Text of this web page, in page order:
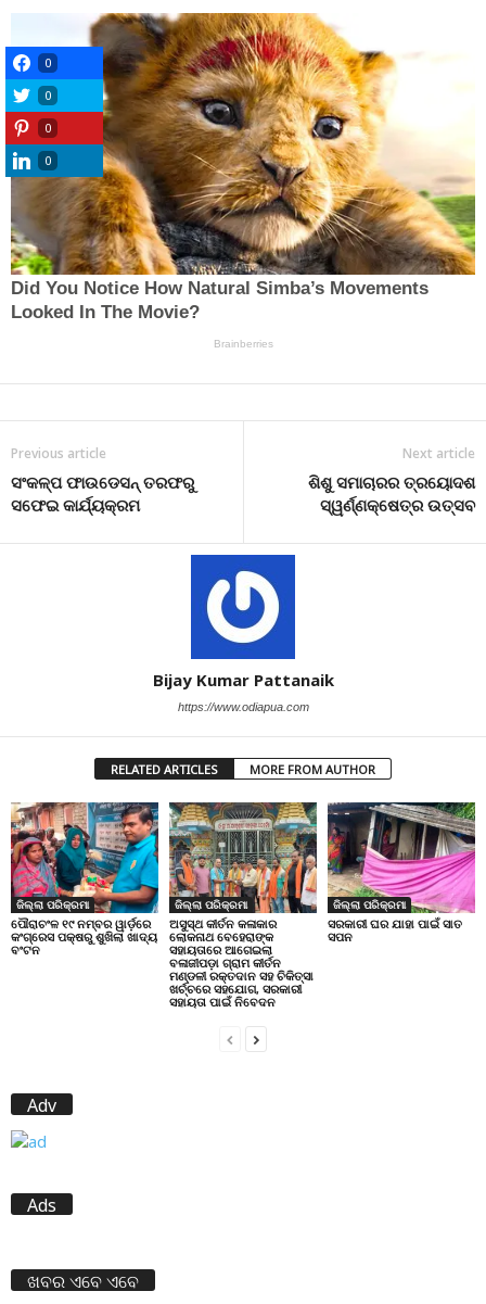
Previous article
ସଂକଳ୍ପ ଫାଉଡେସନ୍ ତରଫରୁ
ସଫେଇ କାର୍ଯ୍ୟକ୍ରମ
Next article
ଶିଶୁ ସମାଚାରର ତ୍ରୟୋଦଶ
ସ୍ୱର୍ଣ୍ଣକ୍ଷେତ୍ର ଉତ୍ସବ
Bijay Kumar Pattanaik
https://www.odiapua.com
RELATED ARTICLES MORE FROM AUTHOR
ଜିଲ୍ଲା ପରିକ୍ରମା
ପୌରାଚଂଳ ୧୯ ନମ୍ବର ୱାର୍ଡ଼ରେ
କଂଗ୍ରେସ ପକ୍ଷରୁ ଶୁଖିଲା ଖାଦ୍ୟ
ବଂଟନ
ଜିଲ୍ଲା ପରିକ୍ରମା
ଅସୁସ୍ଥ କୀର୍ତନ କଳାକାର
ଲୋକନାଥ ବେହେରାଙ୍କ
ସହାୟତାରେ ଆଗେଇଲା
ବଳାଜୀପଡ଼ା ଗ୍ରାମ କୀର୍ତନ
ମଣ୍ଡଳୀ ରକ୍ତଦାନ ସହ ଚିକିତ୍ସା
ଖର୍ଚ୍ଚରେ ସହଯୋଗ, ସରକାରୀ
ସହାୟତା ପାଇଁ ନିବେଦନ
ଜିଲ୍ଲା ପରିକ୍ରମା
ସରକାରୀ ଘର ଯାହା ପାଇଁ ସାତ
ସପନ
Adv
Ads
ଖବର ଏବେ ଏବେ
0
0
0
0